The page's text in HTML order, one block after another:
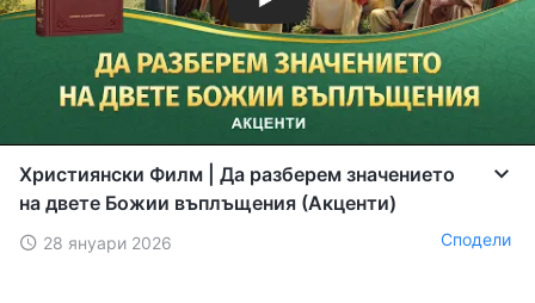
Християнски Филм | Да разберем значението
на двете Божии въплъщения (Акценти)
28 януари 2026 Сподели